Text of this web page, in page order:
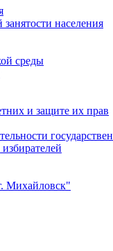
населения
среды
и защите их прав
Михайловск"